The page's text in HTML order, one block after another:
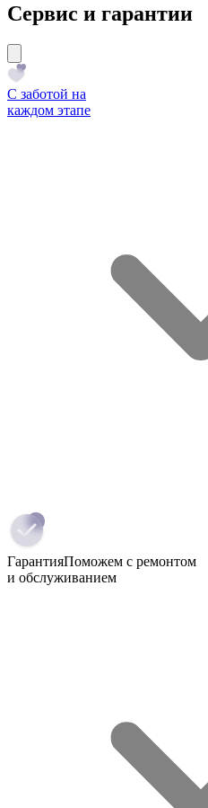
Сервис и гарантии
С заботой на
каждом этапе
ГарантияПоможем с ремонтом
и обслуживанием